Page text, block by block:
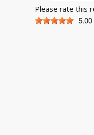
Please rate this
5.00